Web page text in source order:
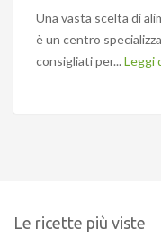
Una vasta scelta di
è un centro
consigliati per... Leggi
Le ricette più viste